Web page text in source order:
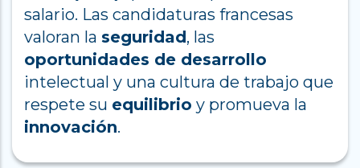
salario. Las candidaturas francesas
valoran la seguridad, las
oportunidades de desarrollo
intelectual y una cultura de trabajo que
respete su equilibrio y promueva la
innovación.